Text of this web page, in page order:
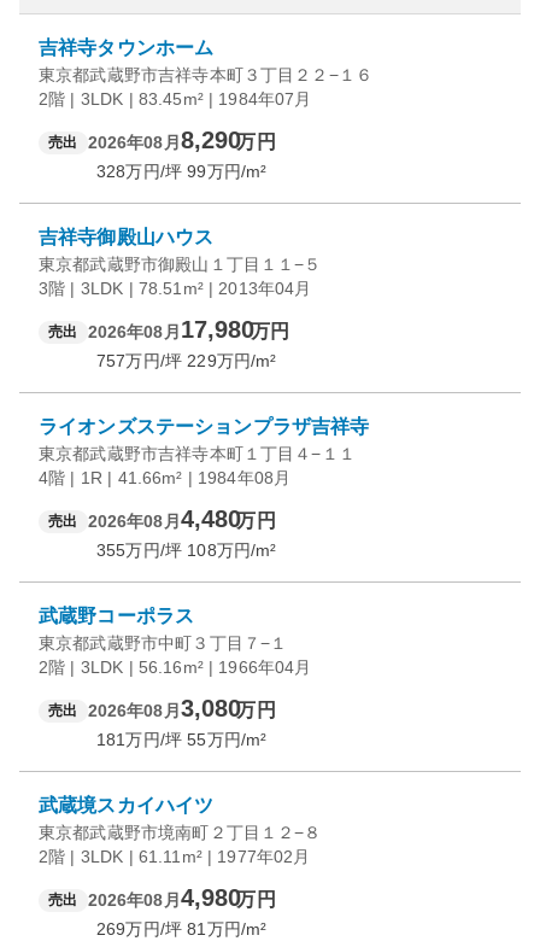
吉祥寺タウンホーム
東京都武蔵野市吉祥寺本町３丁目２２−１６
2階 | 3LDK | 83.45m² | 1984年07月
売出 2026年08月 8,290万円
328万円/坪 99万円/m²
吉祥寺御殿山ハウス
東京都武蔵野市御殿山１丁目１１−５
3階 | 3LDK | 78.51m² | 2013年04月
売出 2026年08月 17,980万円
757万円/坪 229万円/m²
ライオンズステーションプラザ吉祥寺
東京都武蔵野市吉祥寺本町１丁目４−１１
4階 | 1R | 41.66m² | 1984年08月
売出 2026年08月 4,480万円
355万円/坪 108万円/m²
武蔵野コーポラス
東京都武蔵野市中町３丁目７−１
2階 | 3LDK | 56.16m² | 1966年04月
売出 2026年08月 3,080万円
181万円/坪 55万円/m²
武蔵境スカイハイツ
東京都武蔵野市境南町２丁目１２−８
2階 | 3LDK | 61.11m² | 1977年02月
売出 2026年08月 4,980万円
269万円/坪 81 万円/m²